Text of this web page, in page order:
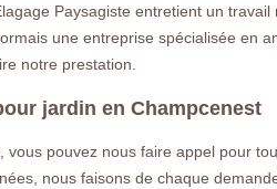
Paysagiste entretient un
une entreprise spécialisée
notre prestation.
jardin en Champcenest
pouvez nous faire appel pour
nous faisons de chaque